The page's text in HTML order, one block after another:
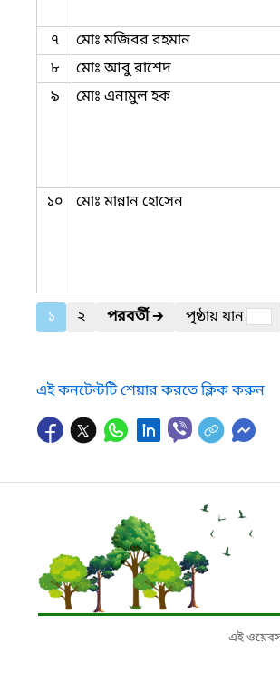
৭ মোঃ মজিবর রহমান
৮
মোঃ আবু রাশেদ
৯
মোঃ এনামুল হক
১০ মোঃ মান্নান হোসেন
১ ২ পরবর্তী🡲
পৃষ্ঠায় যান
এই কনটেন্টটি শেয়ার করতে ক্লিক করুন
এই